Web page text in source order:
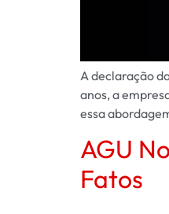
A declaração
anos, a
essa
AGU
Fatos